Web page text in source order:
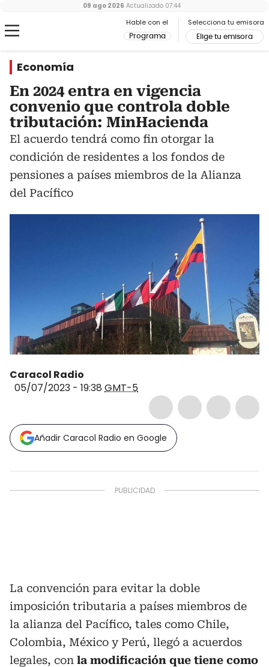
Hable con el
Programa
Selecciona tu emisora
Elige tu emisora
09 ago 2026 Actualizado 07:44
Economía
En 2024 entra en vigencia
convenio que controla doble
tributación: MinHacienda
El acuerdo tendrá como fin otorgar la
condición de residentes a los fondos de
pensiones a países miembros de la Alianza
del Pacífico
Caracol Radio
05/07/2023 - 19:38 GMT-5
Añadir Caracol Radio en Google
La convención para evitar la doble
imposición tributaria a países miembros de
la alianza del Pacífico, tales como Chile,
Colombia, México y Perú, llegó a acuerdos
legales, con la modificación que tiene como